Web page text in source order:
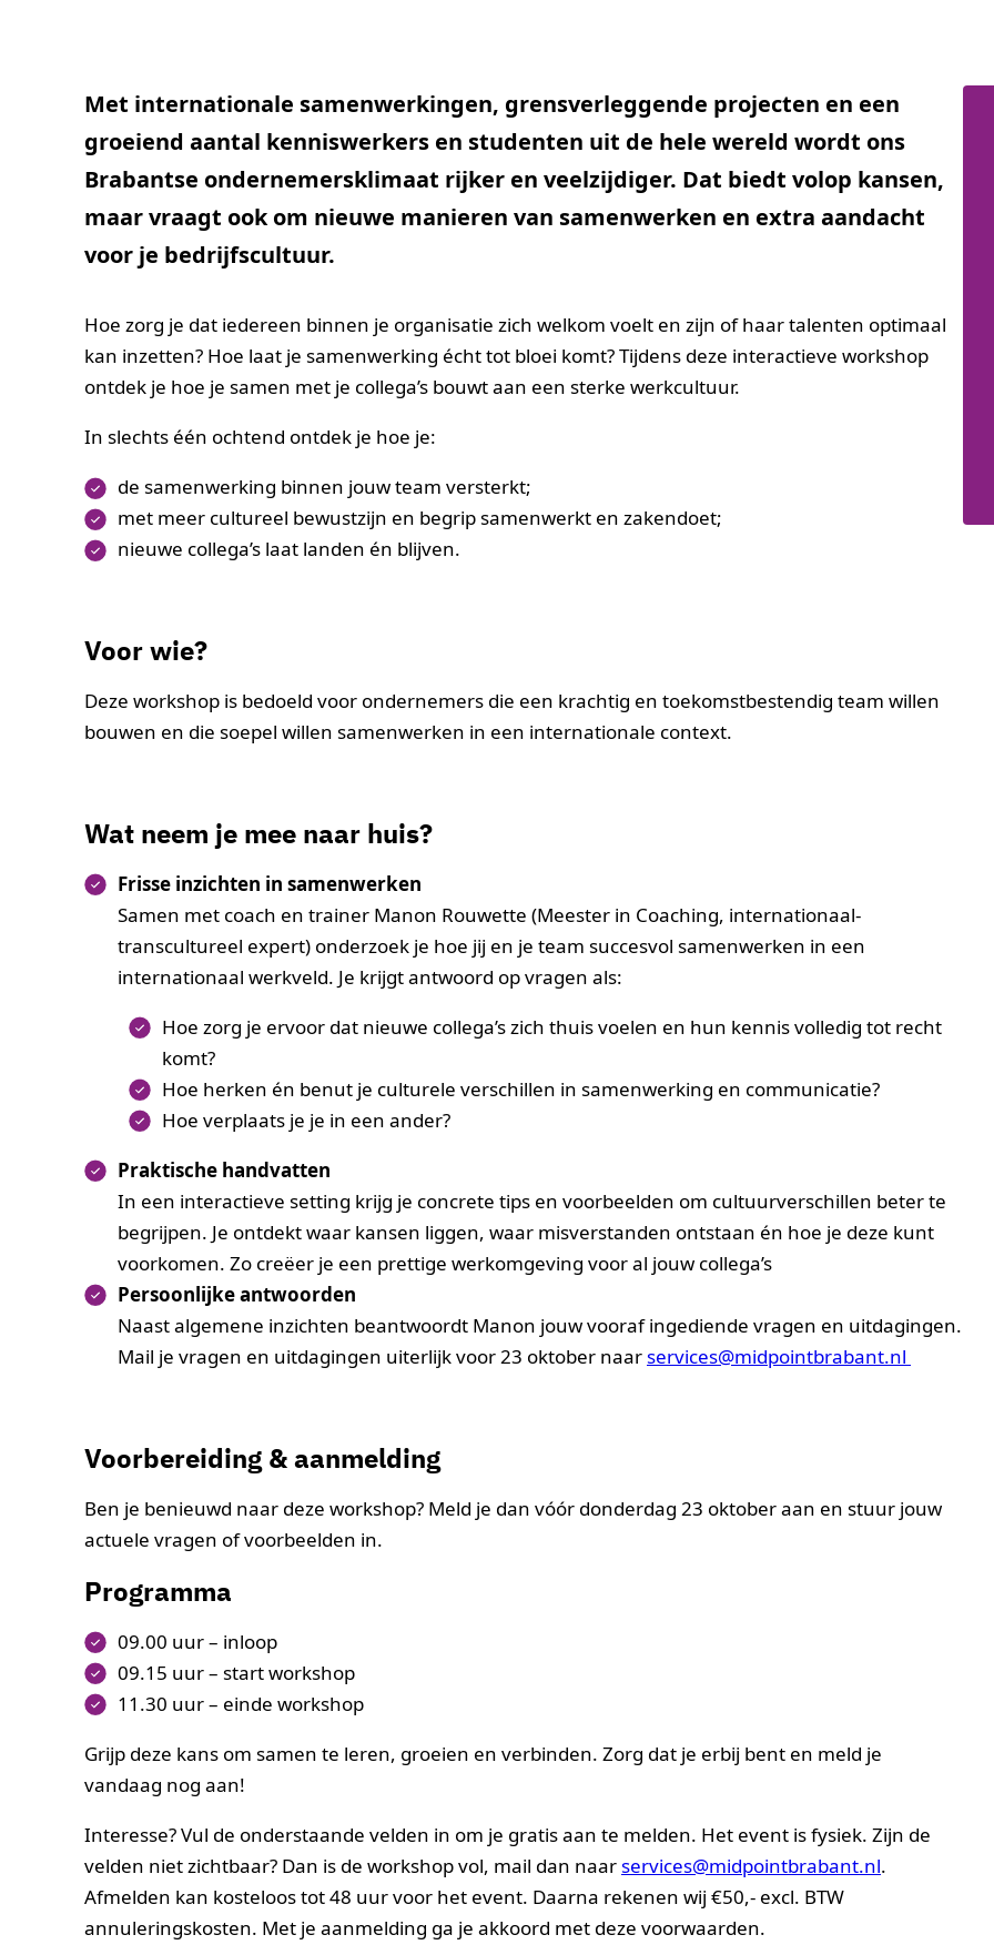
Met internationale samenwerkingen, grensverleggende projecten en een
groeiend aantal kenniswerkers en studenten uit de hele wereld wordt ons
Brabantse ondernemersklimaat rijker en veelzijdiger. Dat biedt volop kansen,
maar vraagt ook om nieuwe manieren van samenwerken en extra aandacht
voor je bedrijfscultuur.
Hoe zorg je dat iedereen binnen je organisatie zich welkom voelt en zijn of haar talenten optimaal
kan inzetten? Hoe laat je samenwerking écht tot bloei komt? Tijdens deze interactieve workshop
ontdek je hoe je samen met je collega’s bouwt aan een sterke werkcultuur.
In slechts één ochtend ontdek je hoe je:
de samenwerking binnen jouw team versterkt;
met meer cultureel bewustzijn en begrip samenwerkt en zakendoet;
nieuwe collega’s laat landen én blijven.
Voor wie?
Deze workshop is bedoeld voor ondernemers die een krachtig en toekomstbestendig team willen
bouwen en die soepel willen samenwerken in een internationale context.
Wat neem je mee naar huis?
Frisse inzichten in samenwerken
Samen met coach en trainer Manon Rouwette (Meester in Coaching, internationaal-
transcultureel expert) onderzoek je hoe jij en je team succesvol samenwerken in een
internationaal werkveld. Je krijgt antwoord op vragen als:
Hoe zorg je ervoor dat nieuwe collega’s zich thuis voelen en hun kennis volledig tot recht
komt?
Hoe herken én benut je culturele verschillen in samenwerking en communicatie?
Hoe verplaats je je in een ander?
Praktische handvatten
In een interactieve setting krijg je concrete tips en voorbeelden om cultuurverschillen beter te
begrijpen. Je ontdekt waar kansen liggen, waar misverstanden ontstaan én hoe je deze kunt
voorkomen. Zo creëer je een prettige werkomgeving voor al jouw collega’s
Persoonlijke antwoorden
Naast algemene inzichten beantwoordt Manon jouw vooraf ingediende vragen en uitdagingen.
Mail je vragen en uitdagingen uiterlijk voor 23 oktober naarservices@midpointbrabant.nl
Voorbereiding & aanmelding
Ben je benieuwd naar deze workshop? Meld je dan vóór donderdag 23 oktober aan en stuur jouw
actuele vragen of voorbeelden in.
Programma
09.00 uur – inloop
09.15 uur – start workshop
11.30 uur – einde workshop
Grijp deze kans om samen te leren, groeien en verbinden. Zorg dat je erbij bent en meld je
vandaag nog aan!
Interesse? Vul de onderstaande velden in om je gratis aan te melden. Het event is fysiek. Zijn de
velden niet zichtbaar? Dan is de workshop vol, mail dan naarservices@midpointbrabant.nl.
Afmelden kan kosteloos tot 48 uur voor het event. Daarna rekenen wij €50,- excl. BTW
annuleringskosten. Met je aanmelding ga je akkoord met deze voorwaarden.